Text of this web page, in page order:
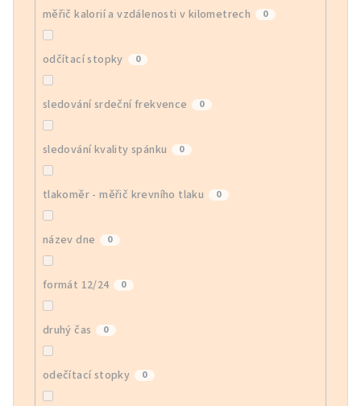
měřič kalorií a vzdálenosti v kilometrech 0
odčítací stopky 0
sledování srdeční frekvence 0
sledování kvality spánku 0
tlakoměr - měřič krevního tlaku 0
název dne 0
formát 12/24 0
druhý čas 0
odečítací stopky 0